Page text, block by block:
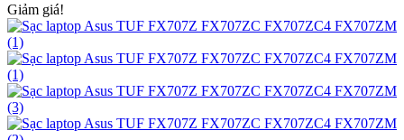
Giảm giá!